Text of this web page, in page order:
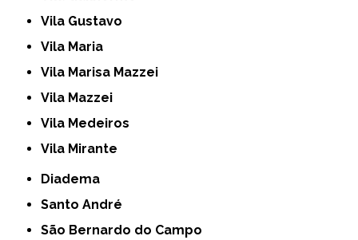
Vila Gustavo
Vila Maria
Vila Marisa Mazzei
Vila Mazzei
Vila Medeiros
Vila Mirante
Diadema
Santo André
São Bernardo do Campo